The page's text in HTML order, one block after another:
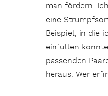
man fördern.
eine
Beispiel, in die
einfüllen
passenden
heraus. Wer